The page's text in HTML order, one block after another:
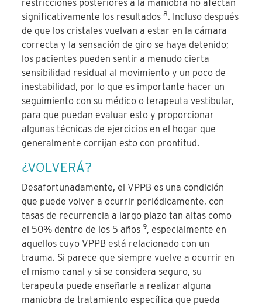
restricciones posteriores a la maniobra no afectan
significativamente los resultados8. Incluso después
de que los cristales vuelvan a estar en la cámara
correcta y la sensación de giro se haya detenido;
los pacientes pueden sentir a menudo cierta
sensibilidad residual al movimiento y un poco de
inestabilidad, por lo que es importante hacer un
seguimiento con su médico o terapeuta vestibular,
para que puedan evaluar esto y proporcionar
algunas técnicas de ejercicios en el hogar que
generalmente corrijan esto con prontitud.
¿VOLVERÁ?
Desafortunadamente, el VPPB es una condición
que puede volver a ocurrir periódicamente, con
tasas de recurrencia a largo plazo tan altas como
el 50% dentro de los 5 años9, especialmente en
aquellos cuyo VPPB está relacionado con un
trauma. Si parece que siempre vuelve a ocurrir en
el mismo canal y si se considera seguro, su
terapeuta puede enseñarle a realizar alguna
maniobra de tratamiento específica que pueda